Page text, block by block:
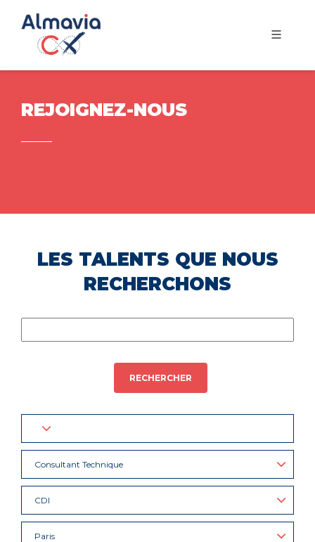
REJOIGNEZ-NOUS
LES TALENTS QUE NOUS
RECHERCHONS
RECHERCHER
Consultant Technique
CDI
Paris